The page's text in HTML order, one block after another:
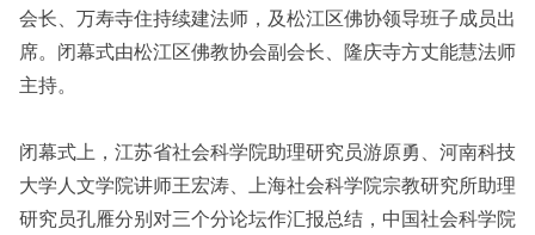
会长、万寿寺住持续建法师，及松江区佛协领导班子成员出
席。闭幕式由松江区佛教协会副会长、隆庆寺方丈能慧法师
主持。
闭幕式上，江苏省社会科学院助理研究员游原勇、河南科技
大学人文学院讲师王宏涛、上海社会科学院宗教研究所助理
研究员孔雁分别对三个分论坛作汇报总结，中国社会科学院